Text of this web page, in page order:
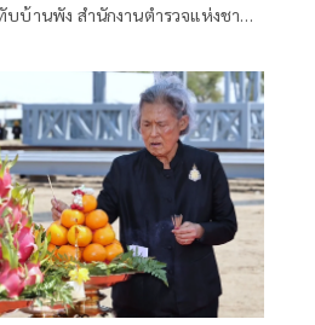
บบ้านพัง สำนักงานตำรวจแห่งชาติ